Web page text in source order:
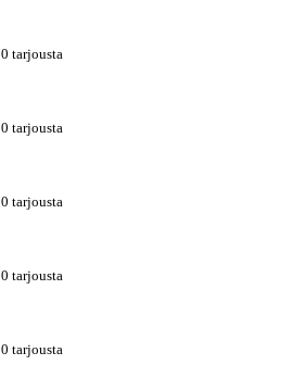
0 tarjousta
0 tarjousta
0 tarjousta
0 tarjousta
0 tarjousta